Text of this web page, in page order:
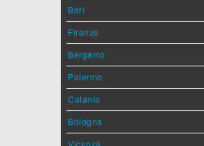
Bari
Firenze
Bergamo
Palermo
Catania
Bologna
Vicenza